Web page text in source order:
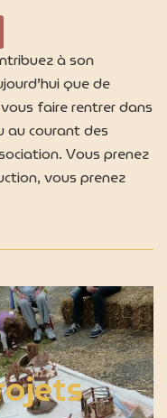
à son
que de
faire rentrer dans
au courant des
Vous prenez
vous prenez